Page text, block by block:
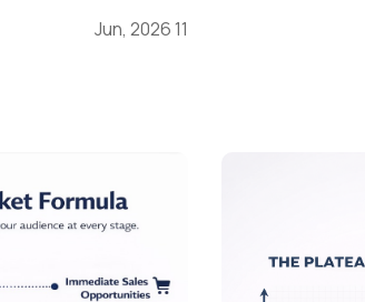
11 Jun, 2026